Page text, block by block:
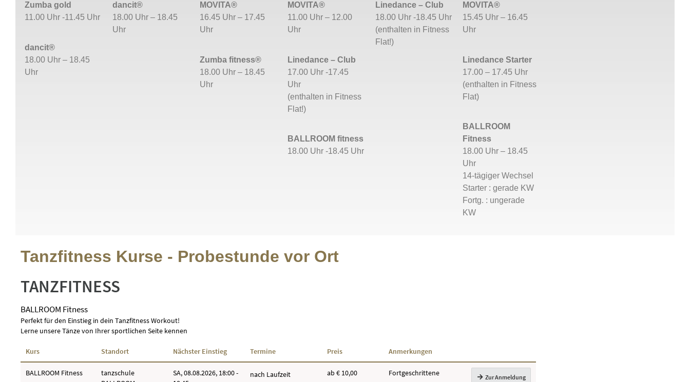
Zumba gold
11.00 Uhr -11.45 Uhr
dancit®
18.00 Uhr – 18.45
Uhr
dancit®
18.00 Uhr – 18.45
Uhr
MOVITA®
16.45 Uhr – 17.45
Uhr
Zumba fitness®
18.00 Uhr – 18.45
Uhr
MOVITA®
11.00 Uhr – 12.00
Uhr
Linedance – Club
17.00 Uhr -17.45
Uhr
(enthalten in Fitness
Flat!)
BALLROOM fitness
18.00 Uhr -18.45 Uhr
Linedance – Club
18.00 Uhr -18.45 Uhr
(enthalten in Fitness
Flat!)
MOVITA®
15.45 Uhr – 16.45
Uhr
Linedance Starter
17.00 – 17.45 Uhr
(enthalten in Fitness
Flat)
BALLROOM
Fitness
18.00 Uhr – 18.45
Uhr
14-tägiger Wechsel
Starter : gerade KW
Fortg. : ungerade
KW
Tanzfitness Kurse - Probestunde vor Ort